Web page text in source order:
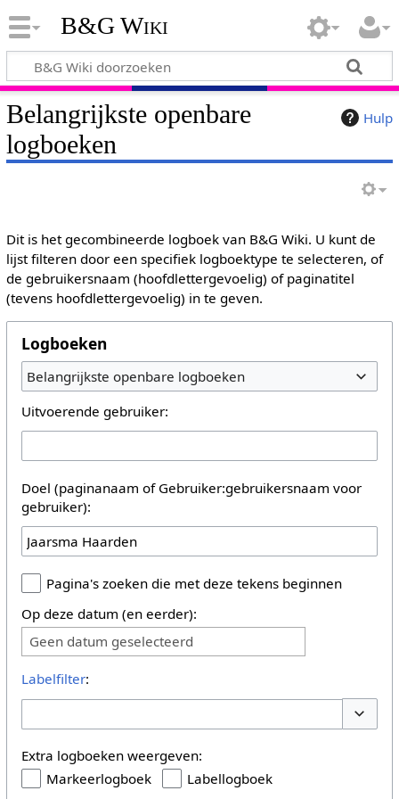
B&G Wiki
Hulp
Belangrijkste openbare
logboeken
Dit is het gecombineerde logboek van B&G Wiki. U kunt de
lijst filteren door een specifiek logboektype te selecteren, of
de gebruikersnaam (hoofdlettergevoelig) of paginatitel
(tevens hoofdlettergevoelig) in te geven.
Logboeken
Belangrijkste openbare logboeken
Uitvoerende gebruiker:
Doel (paginanaam of Gebruiker:gebruikersnaam voor
gebruiker):
Pagina's zoeken die met deze tekens beginnen
Op deze datum (en eerder):
Geen datum geselecteerd
Labelfilter:
Extra logboeken weergeven:
Markeerlogboek
Labellogboek